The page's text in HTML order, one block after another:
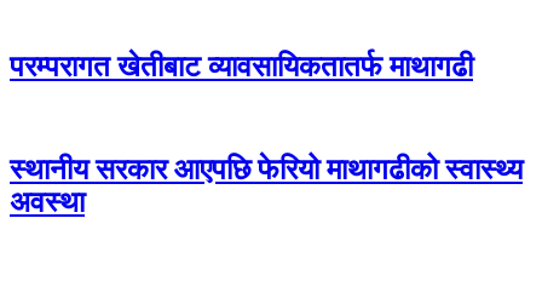
परम्परागत खेतीबाट व्यावसायिकतातर्फ माथागढी
स्थानीय सरकार आएपछि फेरियो माथागढीको स्वास्थ्य
अवस्था